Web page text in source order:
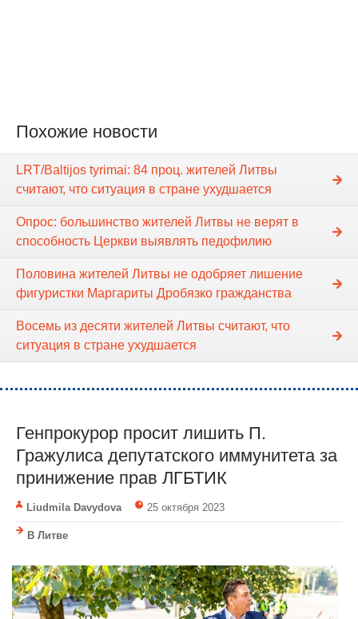
Похожие новости
LRT/Baltijos tyrimai: 84 проц. жителей Литвы
считают, что ситуация в стране ухудшается
Опрос: большинство жителей Литвы не верят в
способность Церкви выявлять педофилию
Половина жителей Литвы не одобряет лишение
фигуристки Маргариты Дробязко гражданства
Восемь из десяти жителей Литвы считают, что
ситуация в стране ухудшается
Генпрокурор просит лишить П.
Гражулиса депутатского иммунитета за
принижение прав ЛГБТИК
Liudmila Davydova 25 октября 2023
В Литве